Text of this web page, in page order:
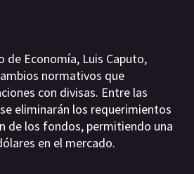
de Economía, Luis Caputo,
normativos que
con divisas. Entre las
eliminarán los requerimientos
de los fondos, permitiendo una
en el mercado.